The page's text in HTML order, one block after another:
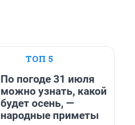
ТОП 5
По погоде 31 июля
можно узнать, какой
будет осень, —
народные приметы